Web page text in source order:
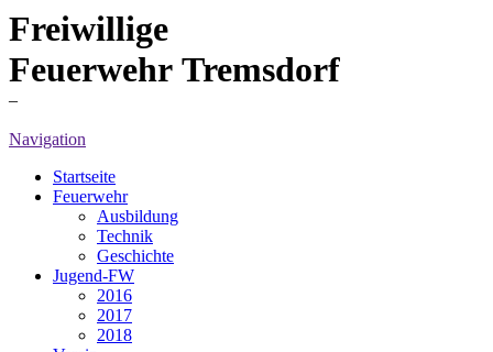
Freiwillige
Feuerwehr Tremsdorf
–
Navigation
Startseite
Feuerwehr
Ausbildung
Technik
Geschichte
Jugend-FW
2016
2017
2018